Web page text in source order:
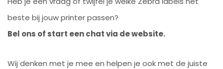
beste bij jouw printer passen?
Bel ons of start een chat via de website.
Wij denken met je mee en helpen je ook met de juiste